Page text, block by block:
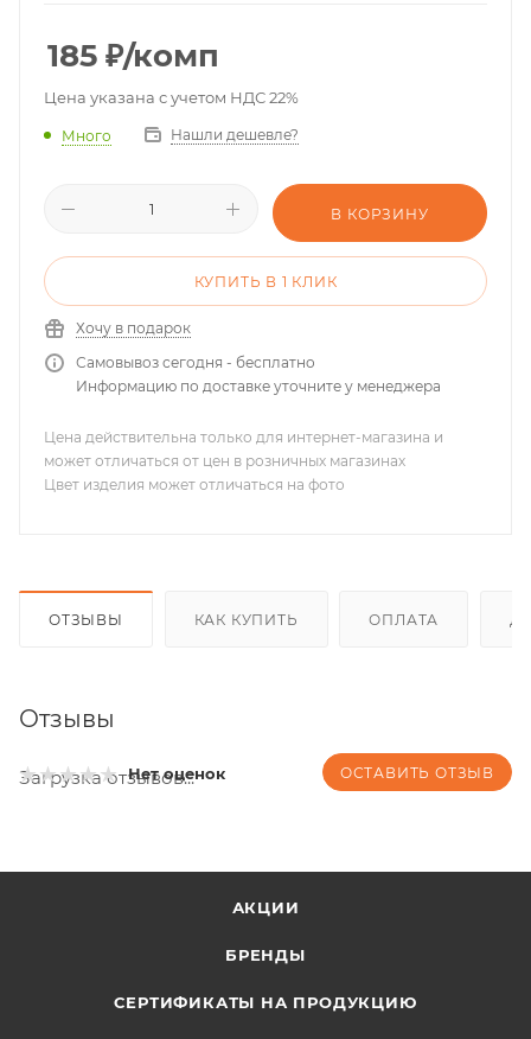
185 ₽/комп
Цена указана с учетом НДС 22%
Много Нашли дешевле?
В КОРЗИНУ
КУПИТЬ В 1 КЛИК
Хочу в подарок
Самовывоз сегодня - бесплатно
Информацию по доставке уточните у менеджера
Цена действительна только для интернет-магазина и
может отличаться от цен в розничных магазинах
Цвет изделия может отличаться на фото
ОТЗЫВЫ КАК КУПИТЬ ОПЛАТА
Отзывы
Нет оценок ОСТАВИТЬ ОТЗЫВ
Загрузка отзывов...
АКЦИИ
БРЕНДЫ
СЕРТИФИКАТЫ НА ПРОДУКЦИЮ